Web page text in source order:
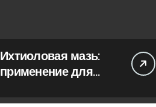
Ихтиоловая мазь:
применение для